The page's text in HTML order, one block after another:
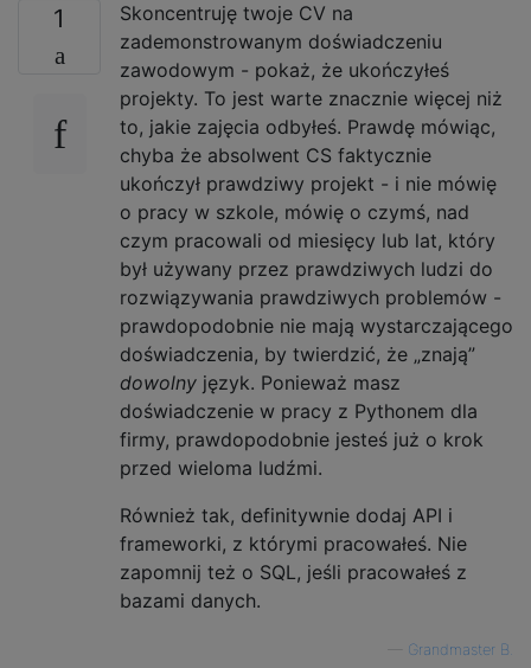
1
Skoncentruję twoje CV na
zademonstrowanym doświadczeniu
zawodowym - pokaż, że ukończyłeś
projekty. To jest warte znacznie więcej niż
to, jakie zajęcia odbyłeś. Prawdę mówiąc,
chyba że absolwent CS faktycznie
ukończył prawdziwy projekt - i nie mówię
o pracy w szkole, mówię o czymś, nad
czym pracowali od miesięcy lub lat, który
był używany przez prawdziwych ludzi do
rozwiązywania prawdziwych problemów -
prawdopodobnie nie mają wystarczającego
doświadczenia, by twierdzić, że „znają”
dowolny język. Ponieważ masz
doświadczenie w pracy z Pythonem dla
firmy, prawdopodobnie jesteś już o krok
przed wieloma ludźmi.
Również tak, definitywnie dodaj API i
frameworki, z którymi pracowałeś. Nie
zapomnij też o SQL, jeśli pracowałeś z
bazami danych.
Grandmaster B.